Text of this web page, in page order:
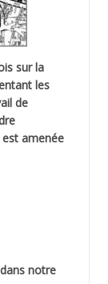
sur la
les
de
est amenée
notre